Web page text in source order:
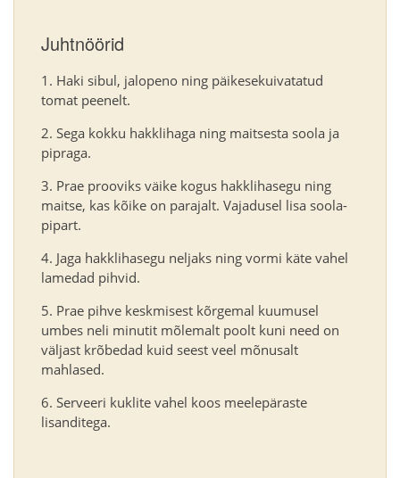
Juhtnöörid
Haki sibul, jalopeno ning päikesekuivatatud
tomat peenelt.
Sega kokku hakklihaga ning maitsesta soola ja
pipraga.
Prae prooviks väike kogus hakklihasegu ning
maitse, kas kõike on parajalt. Vajadusel lisa soola-
pipart.
Jaga hakklihasegu neljaks ning vormi käte vahel
lamedad pihvid.
Prae pihve keskmisest kõrgemal kuumusel
umbes neli minutit mõlemalt poolt kuni need on
väljast krõbedad kuid seest veel mõnusalt
mahlased.
Serveeri kuklite vahel koos meelepäraste
lisanditega.